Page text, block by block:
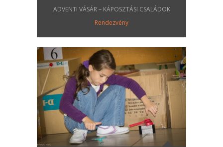
ADVENTI VÁSÁR – KÁPOSZTÁSI CSALÁDOK
Rendezvény